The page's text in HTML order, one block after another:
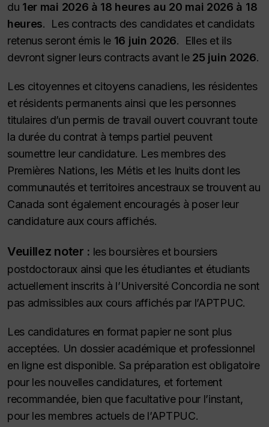
du 1er mai 2026 à 18 heures au 20 mai 2026 à 18
heures. Les contracts des candidates et candidats
retenus seront émis le 16 juin 2026. Elles et ils
devront signer leurs contracts avant le 25 juin 2026.
Les citoyennes et citoyens canadiens, les résidentes
et résidents permanents ainsi que les personnes
titulaires d’un permis de travail ouvert couvrant toute
la durée du contrat à temps partiel peuvent
soumettre leur candidature. Les membres des
Premières Nations, les Métis et les Inuits dont les
communautés et territoires ancestraux se trouvent au
Canada sont également encouragés à poser leur
candidature aux cours affichés.
Veuillez noter : les boursières et boursiers
postdoctoraux ainsi que les étudiantes et étudiants
actuellement inscrits à l’Université Concordia ne sont
pas admissibles aux cours affichés par l’APTPUC.
Les candidatures en format papier ne sont plus
acceptées. Un dossier académique et professionnel
en ligne est disponible. Sa préparation est obligatoire
pour les nouvelles candidatures, et fortement
recommandée, bien que facultative pour l’instant,
pour les membres actuels de l’APTPUC.